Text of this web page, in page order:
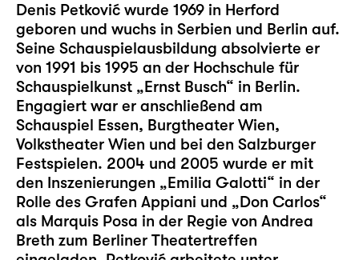
Denis Petković wurde 1969 in Herford
geboren und wuchs in Serbien und Berlin auf.
Seine Schauspielausbildung absolvierte er
von 1991 bis 1995 an der Hochschule für
Schauspielkunst „Ernst Busch“ in Berlin.
Engagiert war er anschließend am
Schauspiel Essen, Burgtheater Wien,
Volkstheater Wien und bei den Salzburger
Festspielen. 2004 und 2005 wurde er mit
den Inszenierungen „Emilia Galotti“ in der
Rolle des Grafen Appiani und „Don Carlos“
als Marquis Posa in der Regie von Andrea
Breth zum Berliner Theatertreffen